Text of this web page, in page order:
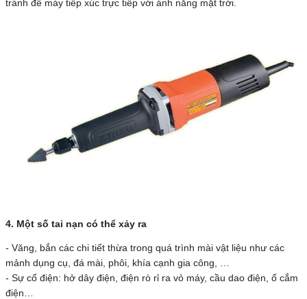
tránh để máy tiếp xúc trực tiếp với ánh nắng mặt trời.
4. Một số tai nạn có thể xảy ra
- Văng, bắn các chi tiết thừa trong quá trình mài vật liệu như các
mảnh dụng cụ, đá mài, phôi, khía cạnh gia công, …
- Sự cố điện: hở dây điện, điện rò rỉ ra vỏ máy, cầu dao điện, ổ cắm
điện…